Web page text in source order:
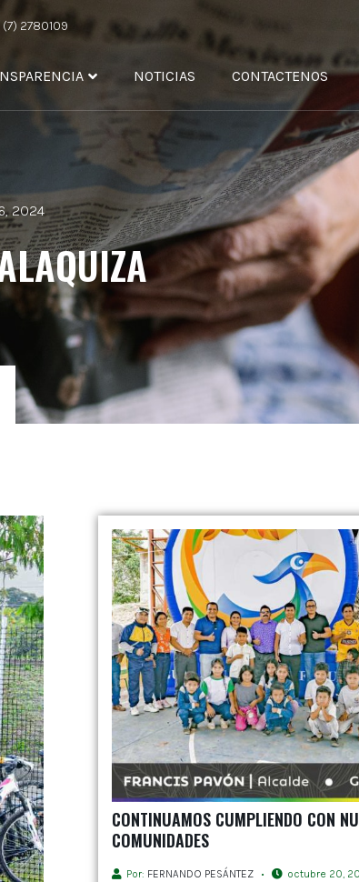
2780109
NOTICIAS CONTACTENOS
2024
CONTINUAMOS CUMPLIENDO CON
COMUNIDADES
Por: FERNANDO PESÁNTEZ octubre 20,